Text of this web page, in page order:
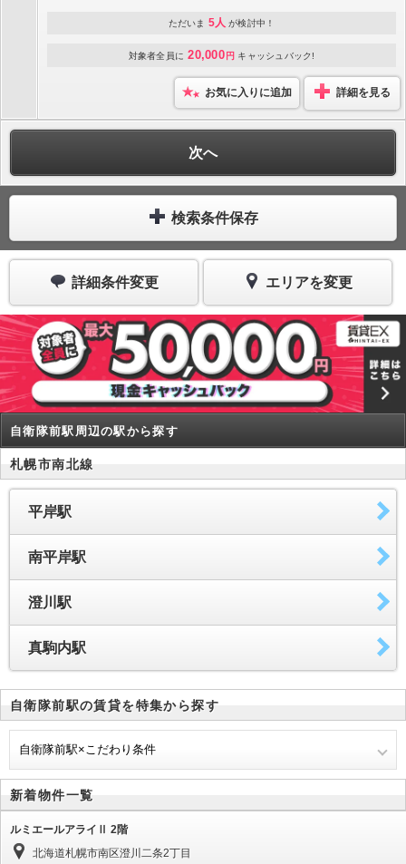
ただいま 5人 が検討中！
対象者全員に 20,000 円 キャッシュバック!
お気に入りに追加 詳細を見る
次へ
検索条件保存
詳細条件変更 エリアを変更
自衛隊前駅周辺の駅から探す
札幌市南北線
平岸駅
南平岸駅
澄川駅
真駒内駅
自衛隊前駅の賃貸を特集から探す
自衛隊前駅×こだわり条件
新着物件一覧
ルミエールアライⅡ 2階
北海道札幌市南区澄川二条2丁目